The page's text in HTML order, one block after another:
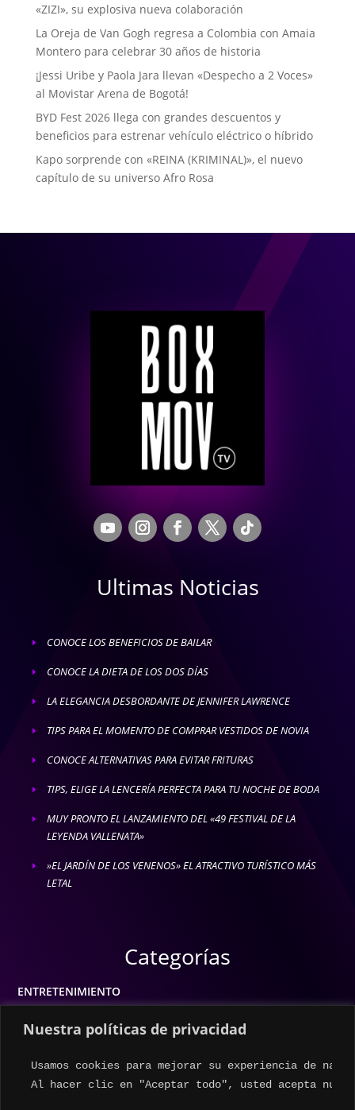
Nuestra políticas de privacidad
Usamos cookies para mejorar su experiencia de
Al hacer clic en "Aceptar todo", usted acepta
«ZIZI», su explosiva nueva colaboración
La Oreja de Van Gogh regresa a Colombia con Amaia
Montero para celebrar 30 años de historia
¡Jessi Uribe y Paola Jara llevan «Despecho a 2 Voces»
al Movistar Arena de Bogotá!
BYD Fest 2026 llega con grandes descuentos y
beneficios para estrenar vehículo eléctrico o híbrido
Kapo sorprende con «REINA (KRIMINAL)», el nuevo
capítulo de su universo Afro Rosa
Ultimas Noticias
E CONOCE LOS BENEFICIOS DE BAILAR
E CONOCE LA DIETA DE LOS DOS DÍAS
E LA ELEGANCIA DESBORDANTE DE JENNIFER LAWRENCE
E TIPS PARA EL MOMENTO DE COMPRAR VESTIDOS DE NOVIA
E CONOCE ALTERNATIVAS PARA EVITAR FRITURAS
E TIPS, ELIGE LA LENCERÍA PERFECTA PARA TU NOCHE DE BODA
E
MUY PRONTO EL LANZAMIENTO DEL «49 FESTIVAL DE LA
LEYENDA VALLENATA»
E
»EL JARDÍN DE LOS VENENOS» EL ATRACTIVO TURÍSTICO MÁS
LETAL
Categorías
ENTRETENIMIENTO
ESTILO DE VIDA